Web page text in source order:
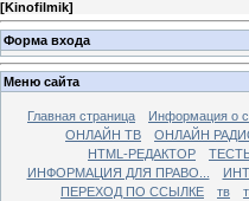
[Kinofilmik]
Форма входа
Меню сайта
Главная страница Информация о
ОНЛАЙН ТВ
ОНЛАЙН
HTML-РЕДАКТОР
ИНФОРМАЦИЯ ДЛЯ ПРАВО...
ПЕРЕХОД ПО ССЫЛКЕ
тв